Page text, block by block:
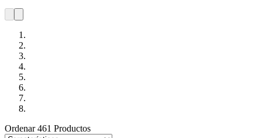
Ordenar461 Productos